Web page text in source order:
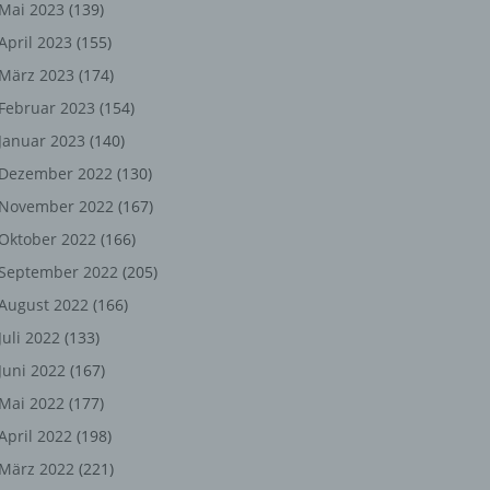
Mai 2023 (139)
2023 (155)
März 2023 (174)
Februar 2023 (154)
Januar 2023 (140)
Dezember 2022 (130)
November 2022 (167)
Oktober 2022 (166)
September 2022 (205)
2022 (166)
Juli 2022 (133)
Juni 2022 (167)
Mai 2022 (177)
2022 (198)
März 2022 (221)
oder